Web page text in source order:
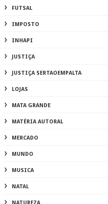
FUTSAL
IMPOSTO
INHAPI
JUSTIÇA
JUSTIÇA SERTAOEMPALTA
LOJAS
MATA GRANDE
MATÉRIA AUTORAL
MERCADO
MUNDO
MUSICA
NATAL
NATUREZA